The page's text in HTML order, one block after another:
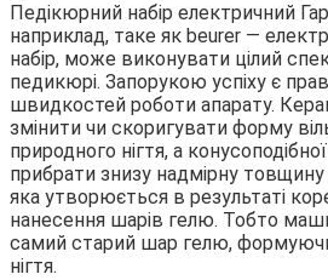
Педікюрний набір електричний
наприклад, таке як beurer —
набір, може виконувати цілий
педикюрі. Запорукою успіху є
швидкостей роботи апарату.
змінити чи скоригувати форму
природного нігтя, а
прибрати знизу надмірну товщину
яка утворюється в результаті
нанесення шарів гелю. Тобто
самий старий шар гелю,
нігтя.